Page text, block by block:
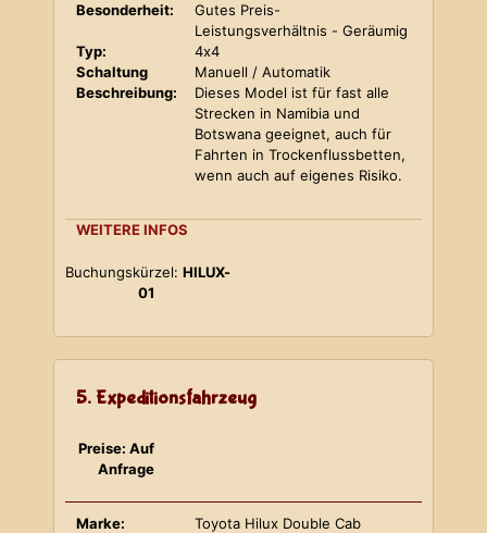
Besonderheit:
Gutes Preis-
Leistungsverhältnis - Geräumig
Typ:
4x4
Schaltung
Manuell / Automatik
Beschreibung:
Dieses Model ist für fast alle
Strecken in Namibia und
Botswana geeignet, auch für
Fahrten in Trockenflussbetten,
wenn auch auf eigenes Risiko.
WEITERE INFOS
Buchungskürzel: HILUX-
01
5. Expeditionsfahrzeug
Preise: Auf
Anfrage
Marke:
Toyota Hilux Double Cab